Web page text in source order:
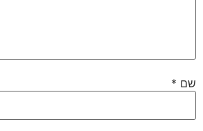
שם *